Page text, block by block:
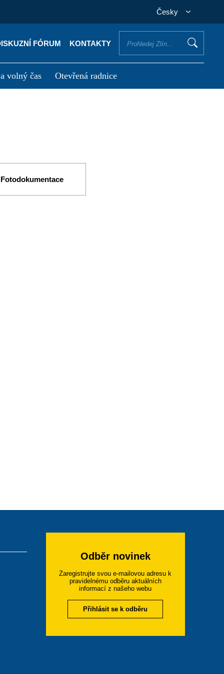
Česky
FÓRUM KONTAKTY
volný čas Otevřená radnice
Fotodokumentace
Odběr novinek
Zaregistrujte svou e-mailovou adresu k
pravidelnému odběru aktuálních
informací z našeho webu
Přihlásit se k odběru